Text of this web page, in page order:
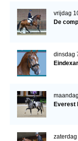
vrijdag
De
dinsdag
Everest